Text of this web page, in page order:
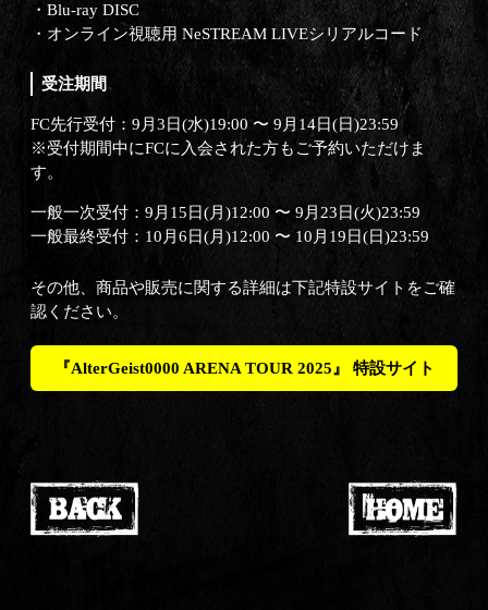
・Blu-ray DISC
・オンライン視聴用 NeSTREAM LIVEシリアルコード
受注期間
FC先行受付：9月3日(水)19:00 〜 9月14日(日)23:59
※受付期間中にFCに入会された方もご予約いただけま
す。
一般一次受付：9月15日(月)12:00 〜 9月23日(火)23:59
一般最終受付：10月6日(月)12:00 〜 10月19日(日)23:59
その他、商品や販売に関する詳細は下記特設サイトをご確
認ください。
『AlterGeist0000 ARENA TOUR 2025』 特設サイト